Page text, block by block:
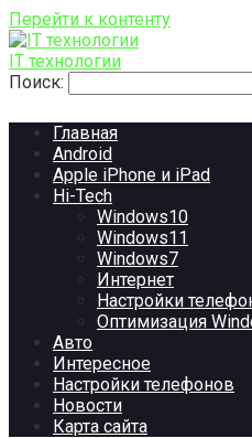
Перейти к контенту
IT технологии
Поиск:
Главная
Android
Apple iPhone и iPad
Hi-Tech
Windows10
Windows11
Windows7
Интернет
Настройки
Оптимизация
Авто
Интересное
Настройки телефонов
Новости
Карта сайта